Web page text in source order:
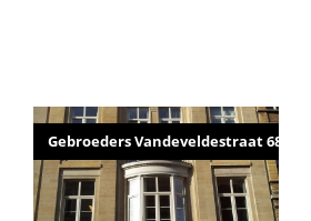
Gebroeders Vandeveldestraat 68 ,